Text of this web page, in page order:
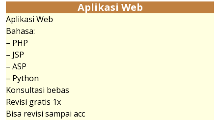
Aplikasi Web
Aplikasi Web
Bahasa:
– PHP
– JSP
– ASP
– Python
Konsultasi bebas
Revisi gratis 1x
Bisa revisi sampai acc